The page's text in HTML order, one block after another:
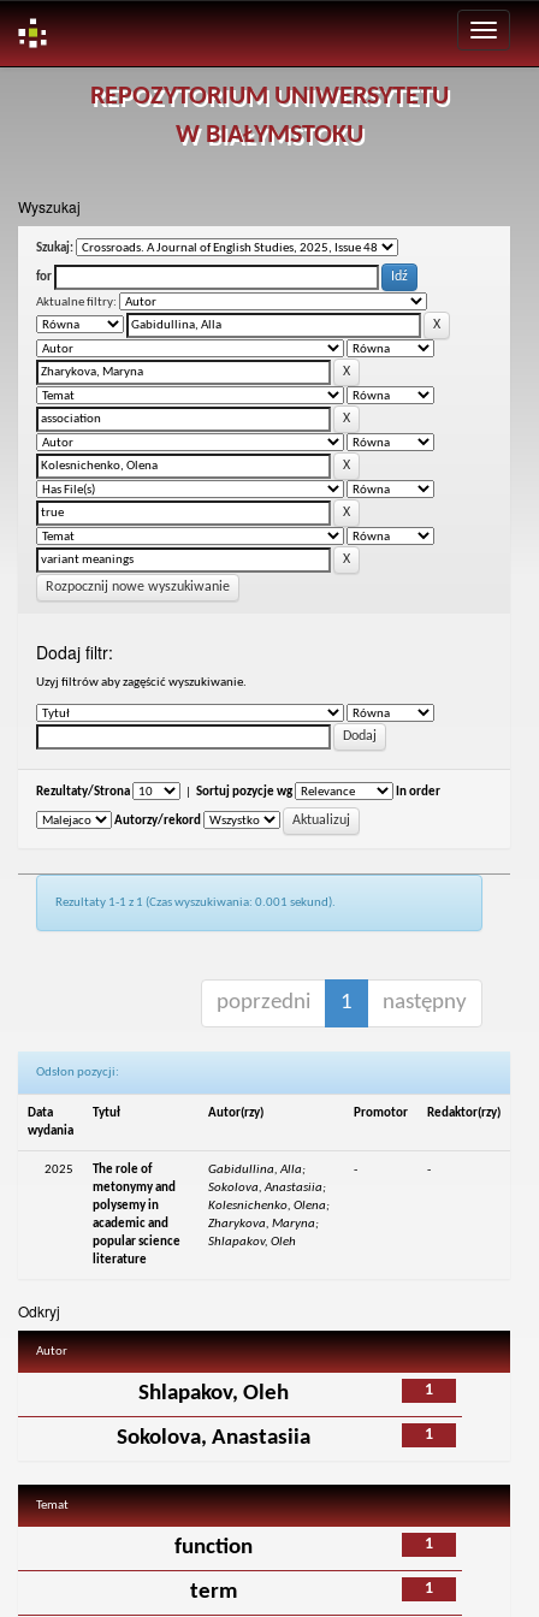
REPOZYTORIUM UNIWERSYTETU
W BIAŁYMSTOKU
Wyszukaj
Szukaj:
for
Aktualne filtry:
Rozpocznij nowe wyszukiwanie
Dodaj filtr:
Uzyj filtrów aby zagęścić wyszukiwanie.
Rezultaty/Strona Sortuj pozycje wg In order
Autorzy/rekord
Rezultaty 1-1 z 1 (Czas wyszukiwania: 0.001 sekund).
poprzedni 1 następny
Odsłon pozycji:
Data
wydania
Tytuł Autor(rzy) Promotor Redaktor(rzy)
2025
The role of
metonymy and
polysemy in
academic and
popular science
literature
Gabidullina, Alla;
Sokolova, Anastasiia;
Kolesnichenko, Olena;
Zharykova, Maryna;
Shlapakov, Oleh
- -
Odkryj
Autor
1
Shlapakov, Oleh
1
Sokolova, Anastasiia
Temat
1
function
1
term